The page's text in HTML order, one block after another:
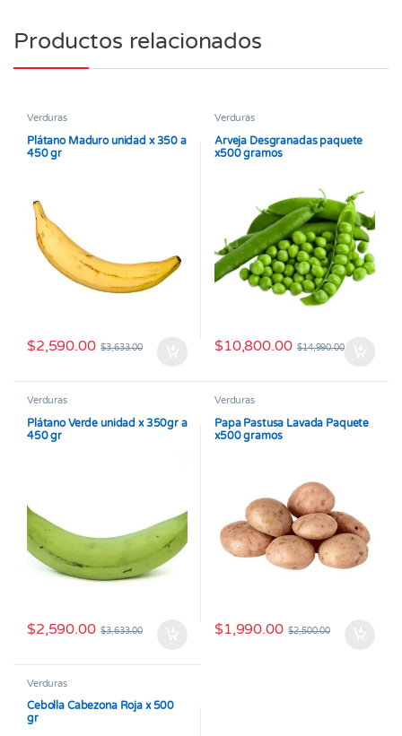
Productos relacionados
Verduras
Plátano Maduro unidad x 350 a
450 gr
$2,590.00 $3,633.00
Verduras
Arveja Desgranadas paquete
x500 gramos
$10,800.00 $14,990.00
Verduras
Plátano Verde unidad x 350gr a
450 gr
$2,590.00 $3,633.00
Verduras
Papa Pastusa Lavada Paquete
x500 gramos
$1,990.00 $2,500.00
Verduras
Cebolla Cabezona Roja x 500
gr